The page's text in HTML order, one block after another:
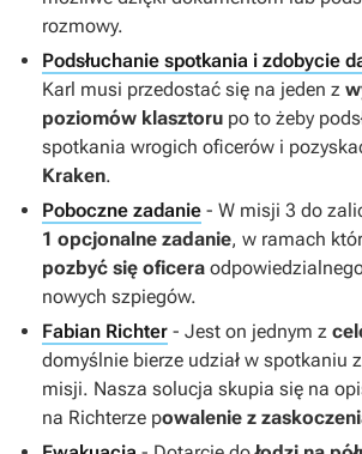
rozmowy.
Podsłuchanie spotkania i zdobycie
Karl musi przedostać się na jeden z
poziomów klasztoru po to żeby
spotkania wrogich oficerów i
Kraken.
Poboczne zadanie - W misji 3 do
1 opcjonalne zadanie, w ramach
pozbyć się oficera
nowych szpiegów.
Fabian Richter - Jest on jednym z
domyślnie bierze udział w spotkaniu
misji. Nasza solucja skupia się na
na Richterze powalenie z